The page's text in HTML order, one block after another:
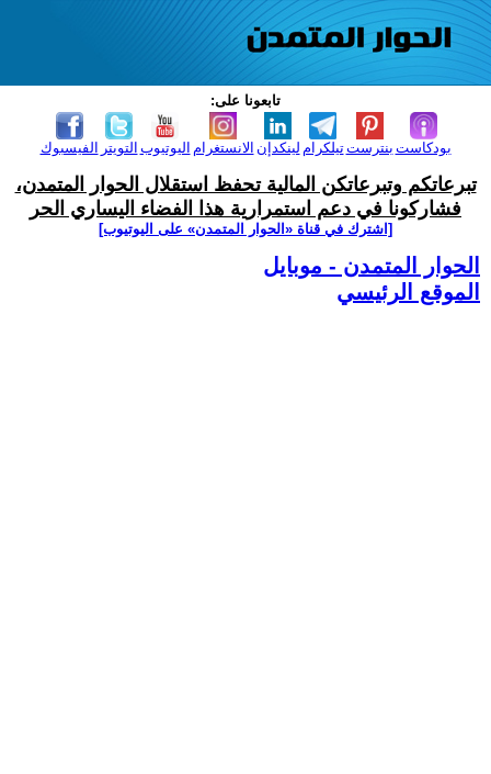
تابعونا على:
الفيسبوك التويتر اليوتيوب الانستغرام لينكدإن تيلكرامبنترست بودكاست
تبرعاتكم وتبرعاتكن المالية تحفظ استقلال الحوار المتمدن،
فشاركونا في دعم استمرارية هذا الفضاء اليساري الحر
[اشترك في قناة ‫«الحوار المتمدن» على اليوتيوب]
الحوار المتمدن - موبايل
الموقع الرئيسي